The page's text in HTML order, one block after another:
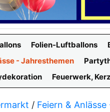
Folien-Luftballons
- Jahresthemen
Feuerwerk,
/ Feiern &